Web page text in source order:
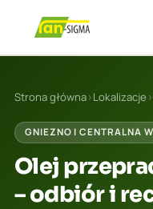
Strona główna›Lokalizacje ›
GNIEZNO I CENTRALNA
Olej
– odbiór i